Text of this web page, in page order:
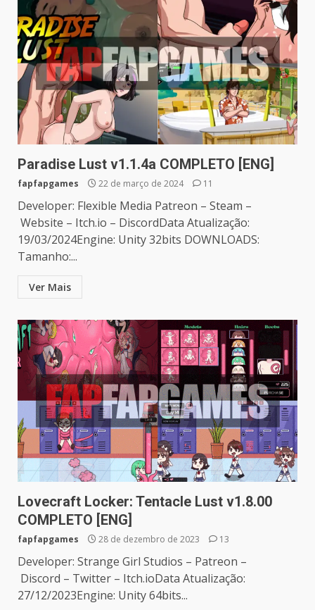
Paradise Lust v1.1.4a COMPLETO [ENG]
fapfapgames 22 de março de 2024 11
Developer: Flexible Media Patreon – Steam –
Website – Itch.io – DiscordData Atualização:
19/03/2024Engine: Unity 32bits DOWNLOADS:
Tamanho:...
Ver Mais
Lovecraft Locker: Tentacle Lust v1.8.00
COMPLETO [ENG]
fapfapgames 28 de dezembro de 2023 13
Developer: Strange Girl Studios – Patreon –
Discord – Twitter – Itch.ioData Atualização:
27/12/2023Engine: Unity 64bits...